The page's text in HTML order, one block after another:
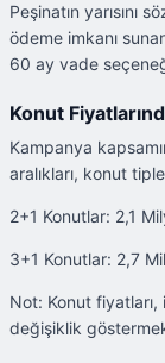
Peşinatın yarısını
ödeme imkanı
60 ay vade
Konut
Kampanya
aralıkları, konut
2+1 Konutlar: 2,1
3+1 Konutlar: 2,7
Not: Konut
değişiklik